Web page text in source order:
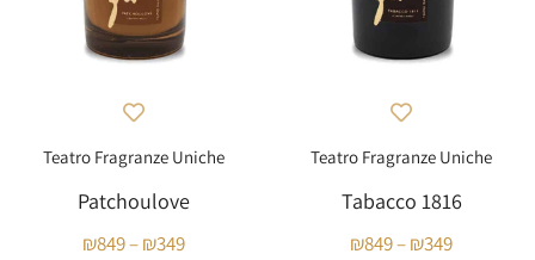
Teatro Fragranze Uniche
Tabacco 1816
₪349
–
₪849
Teatro Fragranze Uniche
Patchoulove
₪349
–
₪849